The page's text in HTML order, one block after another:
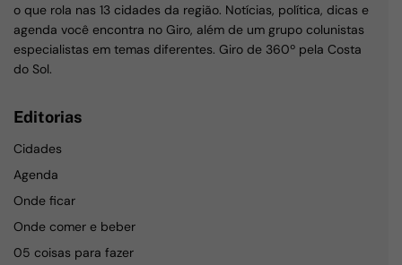
o que rola nas 13 cidades da região. Notícias, política, dicas e
agenda você encontra no Giro, além de um grupo colunistas
especialistas em temas diferentes. Giro de 360º pela Costa
do Sol.
Editorias
Cidades
Agenda
Onde ficar
Onde comer e beber
05 coisas para fazer